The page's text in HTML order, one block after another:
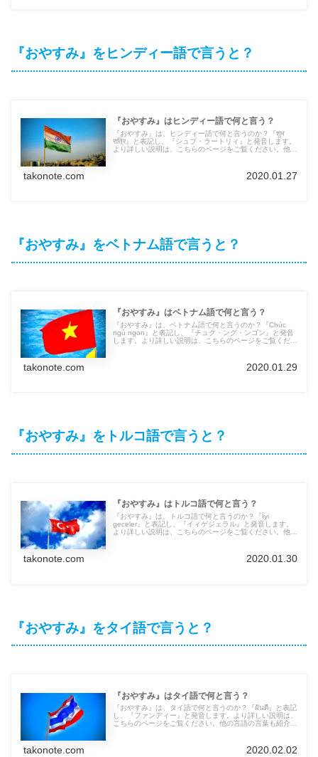
『おやすみ』をヒンディー語で言うと？
『おやすみ』はヒンディー語で何と言う？
『おやすみ』は、ヒンディー語で何と言うのか？『शुभ
रात्रि』と表記し、『シュブ・ラートリィ』と発音します。
より詳しい説明は、こちらのページをご覧ください。他の
takonote.com 2020.01.27
『おやすみ』をベトナム語で言うと？
『おやすみ』はベトナム語で何と言う？
『おやすみ』は、ベトナム語で何と言うのか？『Chúc
ngủ ngon』と表記し、『チュク・ング・ンゴン』と発音
します。より詳しい説明は、こちらのページをご覧くださ
takonote.com 2020.01.29
『おやすみ』をトルコ語で言うと？
『おやすみ』はトルコ語で何と言う？
『おやすみ』は、トルコ語で何と言うのか？『İyi
geceler』と表記し、『イィゲジェラル』と発音します。
より詳しい説明は、こちらのページをご覧ください。他の
takonote.com 2020.01.30
『おやすみ』をタイ語で言うと？
『おやすみ』はタイ語で何と言う？
『おやすみ』は、タイ語で何と言うのか？『ฝันดี』と表記
し、『ファンディー』と発音します。より詳しい説明は、
こちらのページをご覧ください。他の言語の言葉も紹介し
takonote.com 2020.02.02